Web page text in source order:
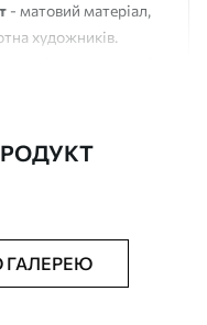
- матовий матеріал,
художників.
покриття.
ГАЛЕРЕЮ